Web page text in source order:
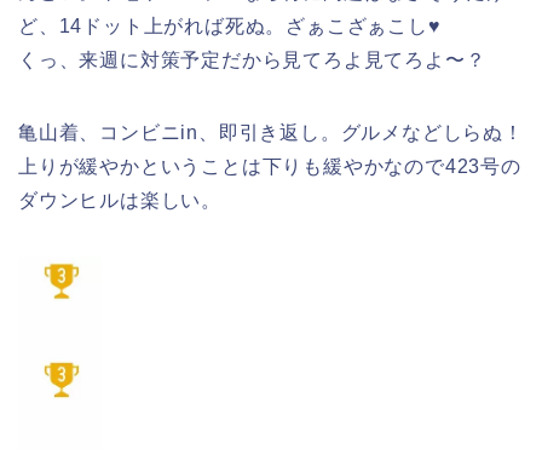
ど、14ドット上がれば死ぬ。ざぁこざぁこし♥
くっ、来週に対策予定だから見てろよ見てろよ〜？
亀山着、コンビニin、即引き返し。グルメなどしらぬ！
上りが緩やかということは下りも緩やかなので423号の
ダウンヒルは楽しい。